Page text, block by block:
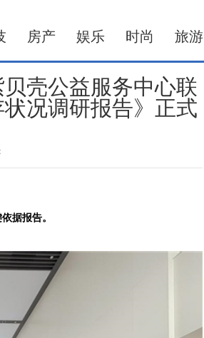
房产 娱乐 时尚 旅游
壳公益服务中心联
况调研报告》正式
据报告。